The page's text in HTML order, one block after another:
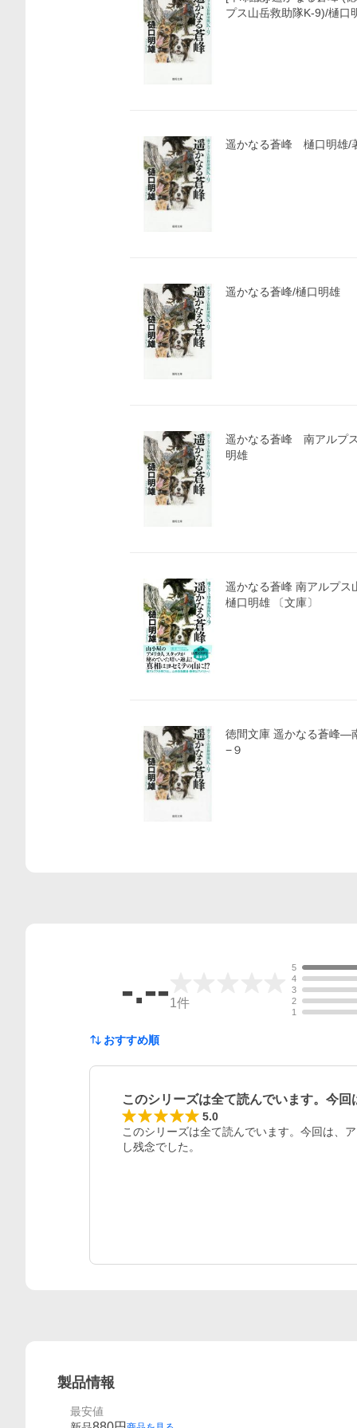
プス山岳救助隊K-9)/樋口
遥かなる蒼峰 樋口明雄/
遥かなる蒼峰/樋口明雄
遥かなる蒼峰 南アルプ
明雄
遥かなる蒼峰 南アルプス
樋口明雄 〔文庫〕
徳間文庫 遥かなる蒼峰―南アルプス山岳救助隊Ｋ
−９
-.--1件
5
4
3
2
1
おすすめ順
このシリーズは全て読んでいます。今
5.0
このシリーズは全て読んでいます。今回は、
し残念でした。
製品情報
最安値